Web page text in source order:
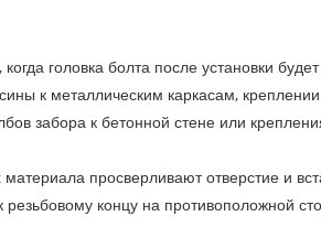
головка болта после установки
к металлическим каркасам,
забора к бетонной стене или
просверливают отверстие и
концу на противоположной